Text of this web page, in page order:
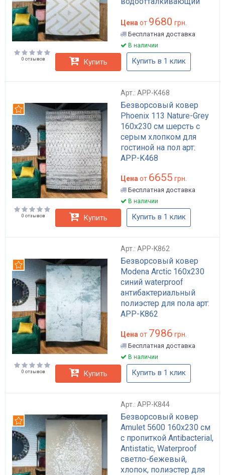
Цена от 9680 грн.
Бесплатная доставка
В наличии
0 отзывов Купить Купить в 1 клик
Арт.: APP-K468
Безворсовый ковер
Phoenix 113 Nature-Grey
160x230 см шерсть с
серым хлопком для
гостиной на пол арт:
APP-K468
Рекомендуем
Цена от 6655 грн.
Бесплатная доставка
В наличии
0 отзывов Купить Купить в 1 клик
Арт.: APP-K862
Безворсовый ковер
Modena Arctic 160x230
синий waterproof
антибактериальный
полиэстер для пола арт:
APP-K862
Рекомендуем
Цена от 7986 грн.
Бесплатная доставка
В наличии
0 отзывов Купить Купить в 1 клик
Арт.: APP-K844
Безворсовый ковер
Amulet 5600 160x230 см
с пропиткой Antibacterial,
Antistatic, Waterproof
светло-бежевый,
хлопок, полиэстер для
Рекомендуем